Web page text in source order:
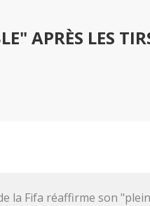
APRÈS LES
la Fifa réaffirme son